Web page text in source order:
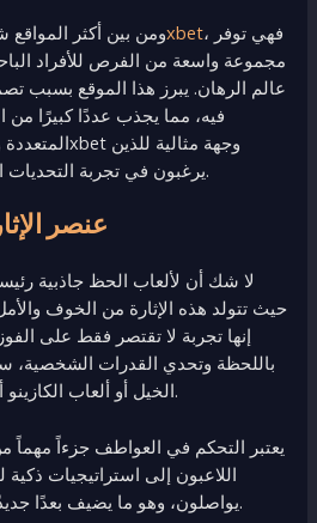
ومن بين أكثر1xbet، فهي توفر
مجموعة واسعة من الفرص للأفراد
عالم الرهان. يبرز هذا الموقع بسبب
فيه، مما يجذب عددًا كبيرًا من
يرغبون في تجربة التحديات المثيرة والمكافآت المجزية.
عنصر
لا شك أن لألعاب الحظ جاذبية
حيث تتولد هذه الإثارة من الخوف
إنها تجربة لا تقتصر فقط على
باللحظة وتحدي القدرات
الخيل أو ألعاب الكازينو أو حتى المراهنات الرياضية.
يعتبر التحكم في العواطف جزءاً مهماً
اللاعبون إلى استراتيجيات
يواصلون، وهو ما يضيف بعدًا جديدًا غير مرئي للمتعة والإثارة.